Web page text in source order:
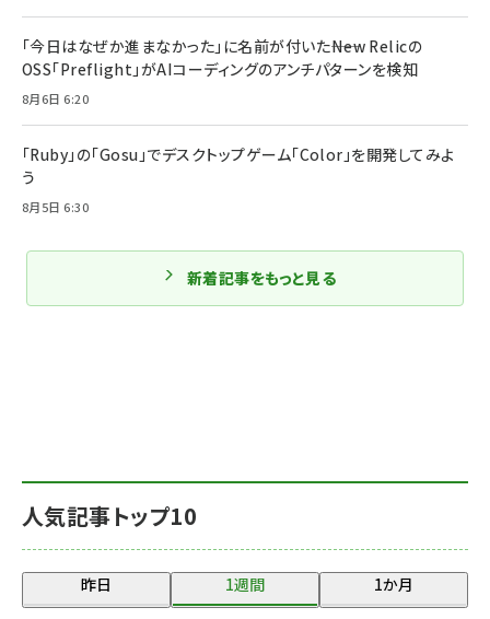
人気記事トップ10
昨日 1週間 1か月
「今日はなぜか進まなかった」に名前が付いた――New Relicの
OSS「Preflight」がAIコーディングのアンチパターンを検知
8月6日 6:20
「Ruby」の「Gosu」でデスクトップゲーム「Color」を開発してみよ
う
8月5日 6:30
新着記事をもっと見る